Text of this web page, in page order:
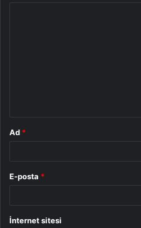
Ad *
E-posta *
İnternet sitesi